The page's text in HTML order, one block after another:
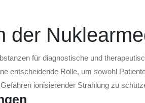
der
für diagnostische und
entscheidende Rolle, um sowohl
ionisierender Strahlung zu